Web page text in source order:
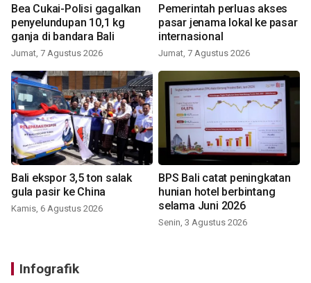
Bea Cukai-Polisi gagalkan
penyelundupan 10,1 kg
ganja di bandara Bali
Jumat, 7 Agustus 2026
Pemerintah perluas akses
pasar jenama lokal ke pasar
internasional
Jumat, 7 Agustus 2026
Bali ekspor 3,5 ton salak
gula pasir ke China
Kamis, 6 Agustus 2026
BPS Bali catat peningkatan
hunian hotel berbintang
selama Juni 2026
Senin, 3 Agustus 2026
Infografik